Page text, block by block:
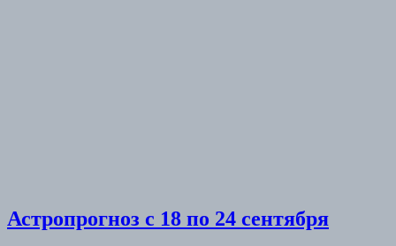
Астропрогноз с 18 по 24 сентября